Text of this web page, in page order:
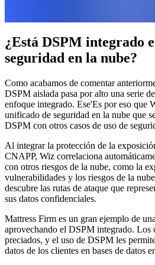
¿Está DSPM integrado
seguridad en la nube?
Como acabamos de comentar
DSPM aislada pasa por alto una serie
enfoque integrado. Ese'Es por eso que
unificado de seguridad en la nube que
DSPM con otros casos de uso de
Al integrar la protección de la
CNAPP, Wiz correlaciona
con otros riesgos de la nube, como la
vulnerabilidades y los riesgos de la
descubre las rutas de ataque que
sus datos confidenciales.
Mattress Firm es un gran ejemplo de
aprovechando el DSPM integrado. Los
preciados, y el uso de DSPM les
datos de los clientes en bases de datos